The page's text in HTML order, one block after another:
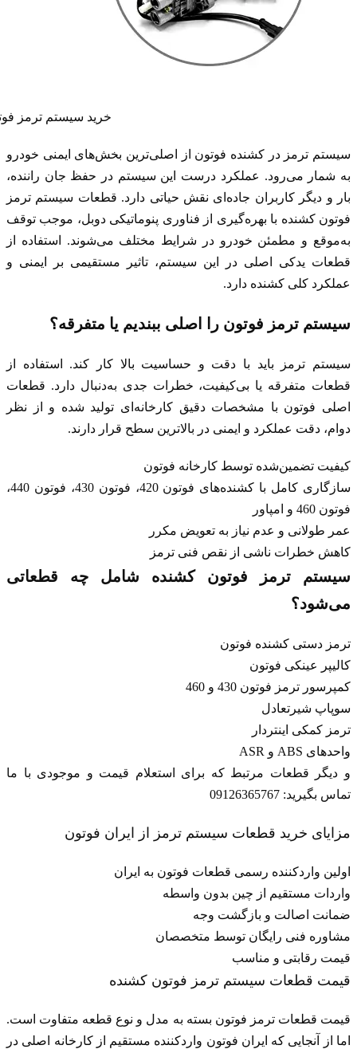
خرید سیستم ترمز
سیستم ترمز در کشنده فوتون از اصلی‌ترین بخش‌های ایمنی خودرو
به شمار می‌رود. عملکرد درست این سیستم در حفظ جان راننده،
بار و دیگر کاربران جاده‌ای نقش حیاتی دارد. قطعات سیستم ترمز
فوتون کشنده با بهره‌گیری از فناوری پنوماتیکی دوبل، موجب توقف
به‌موقع و مطمئن خودرو در شرایط مختلف می‌شوند. استفاده از
قطعات یدکی اصلی در این سیستم، تاثیر مستقیمی بر ایمنی و
عملکرد کلی کشنده دارد.
سیستم ترمز فوتون را اصلی ببندیم یا متفرقه؟
سیستم ترمز باید با دقت و حساسیت بالا کار کند. استفاده از
قطعات متفرقه یا بی‌کیفیت، خطرات جدی به‌دنبال دارد. قطعات
اصلی فوتون با مشخصات دقیق کارخانه‌ای تولید شده و از نظر
دوام، دقت عملکرد و ایمنی در بالاترین سطح قرار دارند.
کیفیت تضمین‌شده توسط کارخانه فوتون
سازگاری کامل با کشنده‌های فوتون 420 ، فوتون 430 ، فوتون 440
،
فوتون 460
و امپاور
عمر طولانی و عدم نیاز به تعویض مکرر
کاهش خطرات ناشی از نقص فنی ترمز
سیستم ترمز فوتون کشنده شامل چه قطعاتی
می‌شود؟
ترمز دستی کشنده فوتون
کالیپر عینکی فوتون
کمپرسور ترمز فوتون 430 و 460
سوپاپ شیرتعادل
ترمز کمکی اینتردار
واحدهای ABS و ASR
و دیگر قطعات مرتبط که برای استعلام قیمت و موجودی با ما
تماس بگیرید: 09126365767
مزایای خرید قطعات سیستم ترمز از ایران فوتون
اولین واردکننده رسمی قطعات فوتون به ایران
واردات مستقیم از چین بدون واسطه
ضمانت اصالت و بازگشت وجه
مشاوره فنی رایگان توسط متخصصان
قیمت رقابتی و مناسب
قیمت قطعات سیستم ترمز فوتون کشنده
قیمت قطعات ترمز فوتون بسته به مدل و نوع قطعه متفاوت است.
اما از آنجایی که ایران فوتون واردکننده مستقیم از کارخانه اصلی در